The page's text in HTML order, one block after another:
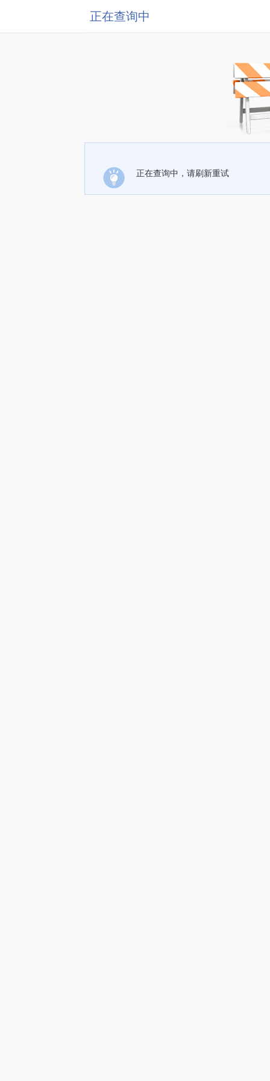
正在查询中
正在查询中，请刷新重试